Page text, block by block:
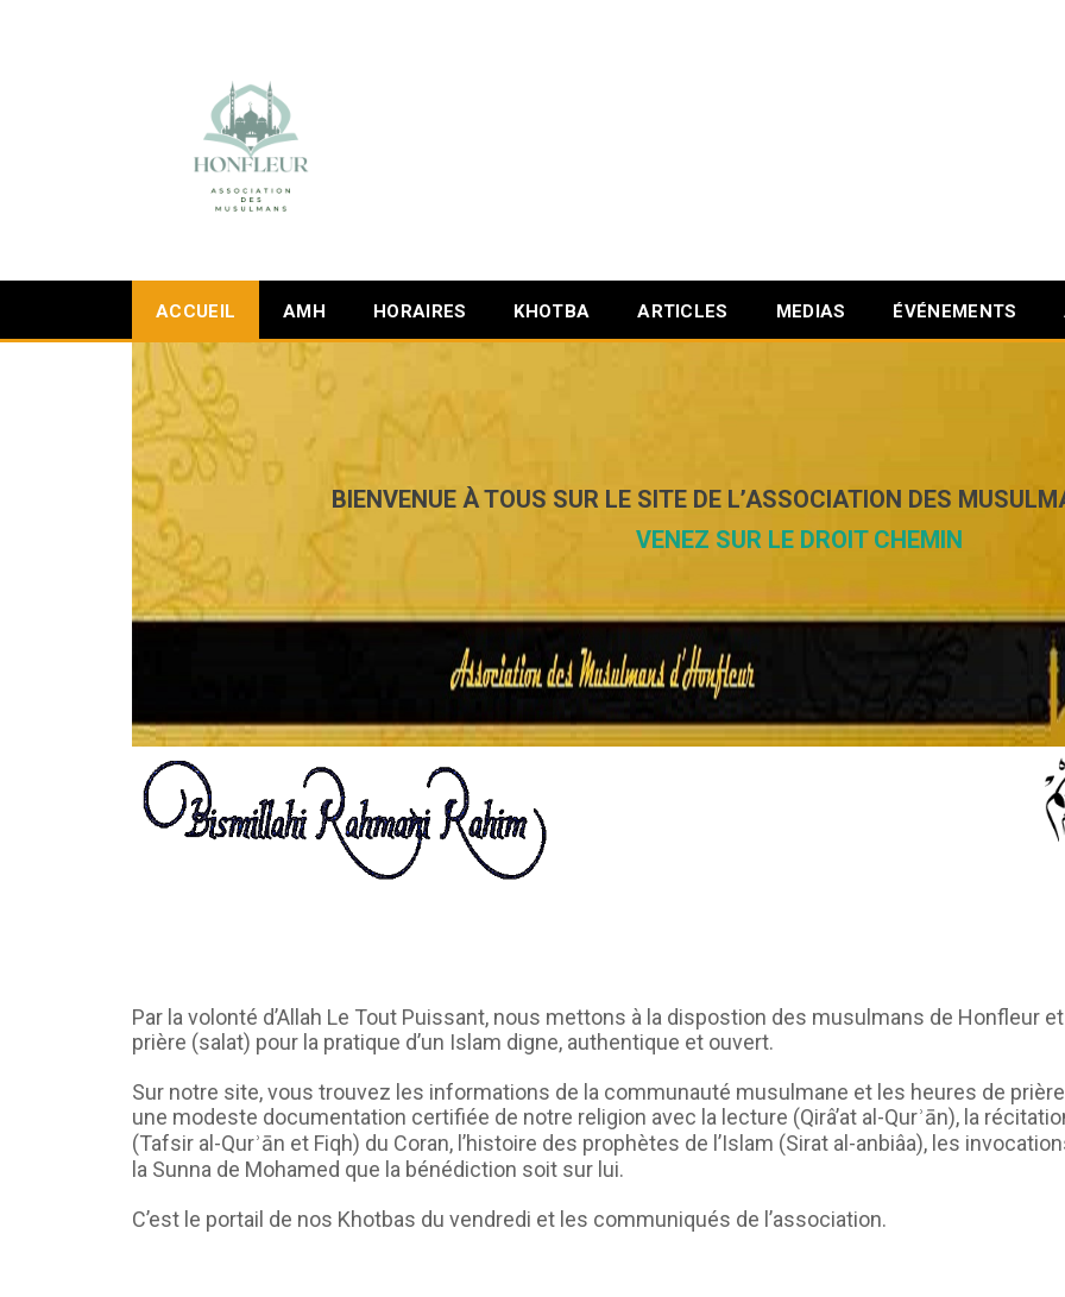
ACCUEIL AMH HORAIRES KHOTBA ARTICLES MEDIAS ÉVÉNEMENTS
BIENVENUE À TOUS SUR LE SITE DE L’ASSOCIATION DES
VENEZ SUR LE DROIT CHEMIN
Par la volonté d’Allah Le Tout Puissant, nous mettons à la dispostion des musulmans de Honfleur
prière (salat) pour la pratique d’un Islam digne, authentique et ouvert.
Sur notre site, vous trouvez les informations de la communauté musulmane et les heures de
une modeste documentation certifiée de notre religion avec la lecture (Qirâ’at al-Qurʾān), la
(Tafsir al-Qurʾān et Fiqh) du Coran, l’histoire des prophètes de l’Islam (Sirat al-anbiâa), les
la Sunna de Mohamed que la bénédiction soit sur lui.
C’est le portail de nos Khotbas du vendredi et les communiqués de l’association.